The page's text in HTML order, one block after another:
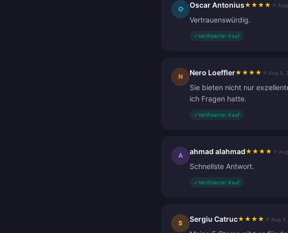
O Oscar Antonius★ ★ ★ ★
Vertrauenswürdig.
✓Verifizierter Kauf
N Nero Loeffler★ ★ ★ ★ Aug 5,
Sie bieten nicht nur
ich Fragen hatte.
✓Verifizierter Kauf
A ahmad alahmad★ ★ ★ ★
Schnellste Antwort.
✓Verifizierter Kauf
S Sergiu Catruc★ ★ ★ ★ Aug